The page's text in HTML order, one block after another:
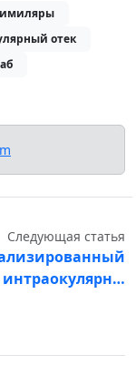
отек
Следующая статья